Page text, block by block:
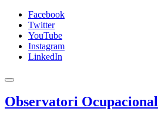
Facebook
Twitter
YouTube
Instagram
LinkedIn
Observatori